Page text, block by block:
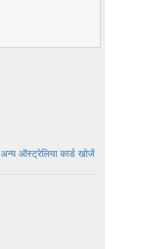
अन्य ऑस्ट्रेलिया कार्ड खोजें